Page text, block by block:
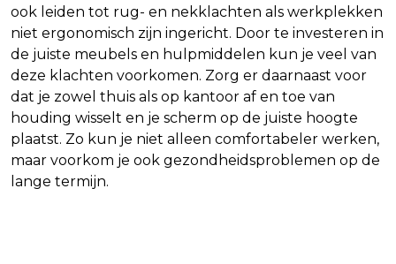
ook leiden tot rug- en nekklachten als werkplekken
niet ergonomisch zijn ingericht. Door te investeren in
de juiste meubels en hulpmiddelen kun je veel van
deze klachten voorkomen. Zorg er daarnaast voor
dat je zowel thuis als op kantoor af en toe van
houding wisselt en je scherm op de juiste hoogte
plaatst. Zo kun je niet alleen comfortabeler werken,
maar voorkom je ook gezondheidsproblemen op de
lange termijn.